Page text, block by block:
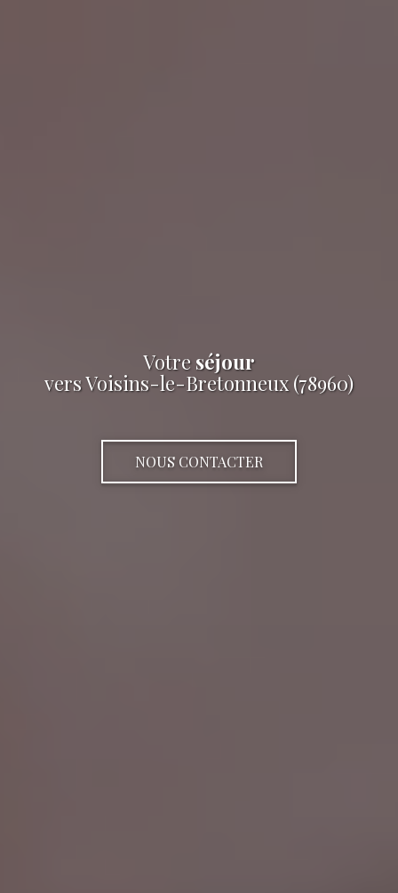
Votre séjour
vers Voisins-le-Bretonneux (78960)
NOUS CONTACTER